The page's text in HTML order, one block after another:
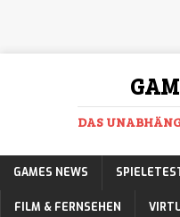
DAS
GAMES NEWS
FILM & FERNSEHEN